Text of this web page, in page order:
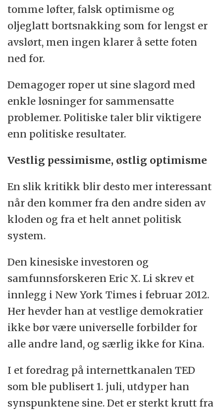
tomme løfter, falsk optimisme og
oljeglatt bortsnakking som for lengst er
avslørt, men ingen klarer å sette foten
ned for.
Demagoger roper ut sine slagord med
enkle løsninger for sammensatte
problemer. Politiske taler blir viktigere
enn politiske resultater.
Vestlig pessimisme, østlig optimisme
En slik kritikk blir desto mer interessant
når den kommer fra den andre siden av
kloden og fra et helt annet politisk
system.
Den kinesiske investoren og
samfunnsforskeren Eric X. Li skrev et
innlegg i New York Times i februar 2012.
Her hevder han at vestlige demokratier
ikke bør være universelle forbilder for
alle andre land, og særlig ikke for Kina.
I et foredrag på internettkanalen TED
som ble publisert 1. juli, utdyper han
synspunktene sine. Det er sterkt krutt fra